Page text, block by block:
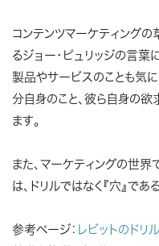
コンテンツマーケティング
るジョー・ピュリッジの言葉に
製品やサービスのことも気
分自身のこと、彼ら自身の欲
ます。
また、マーケティングの世界
は、ドリルではなく『穴』である
参考ページ： レビットのド